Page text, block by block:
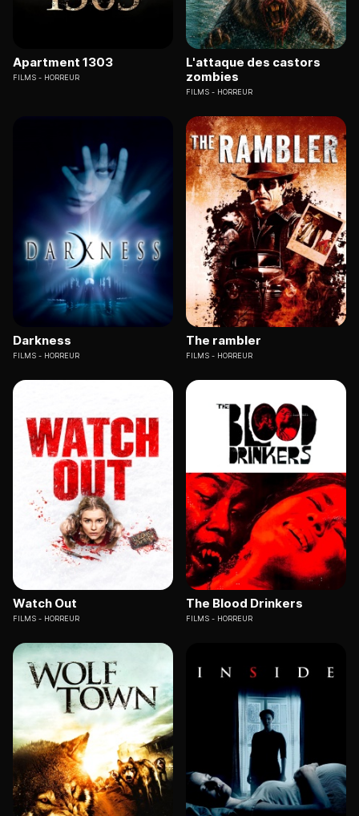
Apartment 1303
FILMS HORREUR
L'attaque des castors
zombies
FILMS HORREUR
Darkness
FILMS HORREUR
The rambler
FILMS HORREUR
Watch Out
FILMS HORREUR
The Blood Drinkers
FILMS HORREUR